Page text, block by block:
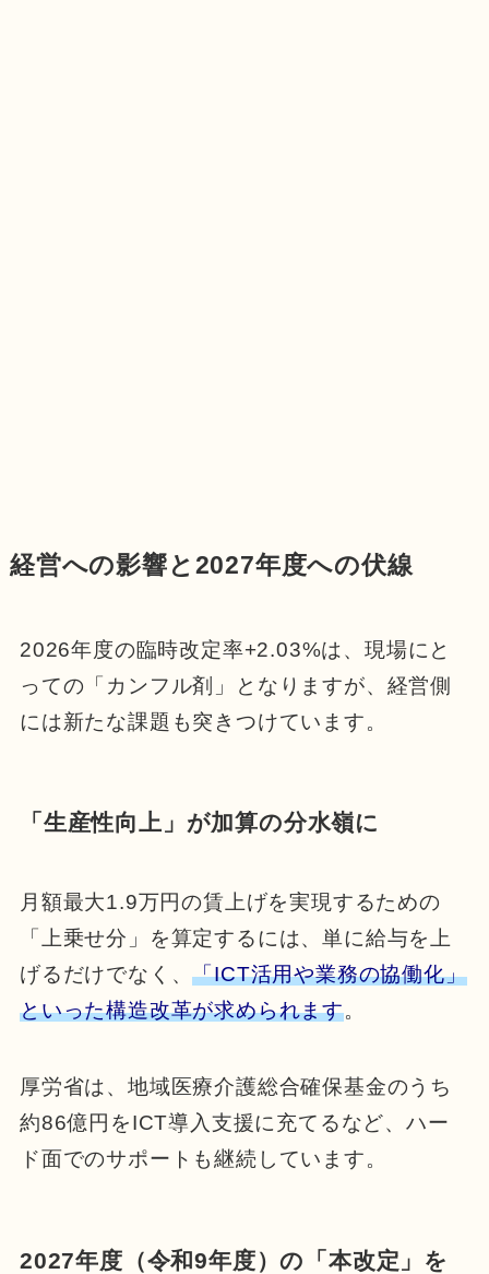
経営への影響と2027年度への伏線
2026年度の臨時改定率+2.03%は、現場にと
っての「カンフル剤」となりますが、経営側
には新たな課題も突きつけています。
「生産性向上」が加算の分水嶺に
月額最大1.9万円の賃上げを実現するための
「上乗せ分」を算定するには、単に給与を上
げるだけでなく、「ICT活用や業務の協働化」
といった構造改革が求められます。
厚労省は、地域医療介護総合確保基金のうち
約86億円をICT導入支援に充てるなど、ハー
ド面でのサポートも継続しています。
2027年度（令和9年度）の「本改定」を